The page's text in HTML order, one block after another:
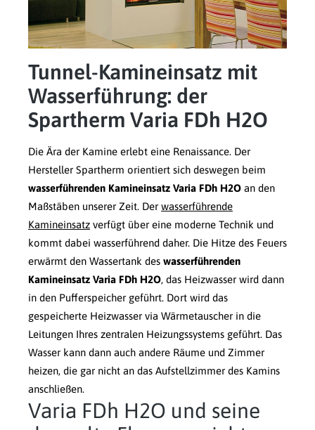
Tunnel-Kamineinsatz mit
Wasserführung: der
Spartherm Varia FDh H2O
Die Ära der Kamine erlebt eine Renaissance. Der
Hersteller Spartherm orientiert sich deswegen beim
wasserführenden Kamineinsatz Varia FDh H2O an den
Maßstäben unserer Zeit. Der wasserführende
Kamineinsatz verfügt über eine moderne Technik und
kommt dabei wasserführend daher. Die Hitze des Feuers
erwärmt den Wassertank des wasserführenden
Kamineinsatz Varia FDh H2O, das Heizwasser wird dann
in den Pufferspeicher geführt. Dort wird das
gespeicherte Heizwasser via Wärmetauscher in die
Leitungen Ihres zentralen Heizungssystems geführt. Das
Wasser kann dann auch andere Räume und Zimmer
heizen, die gar nicht an das Aufstellzimmer des Kamins
anschließen.
Varia FDh H2O und seine